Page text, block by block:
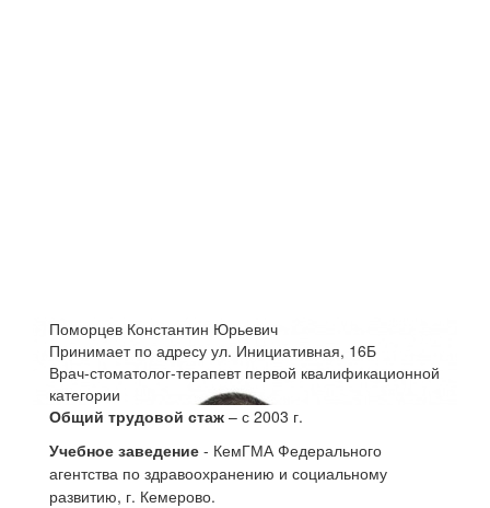
Поморцев Константин Юрьевич
Принимает по адресу ул. Инициативная, 16Б
Врач-стоматолог-терапевт первой квалификационной
категории
Общий трудовой стаж – с 2003 г.
Учебное заведение - КемГМА Федерального
агентства по здравоохранению и социальному
развитию, г. Кемерово.